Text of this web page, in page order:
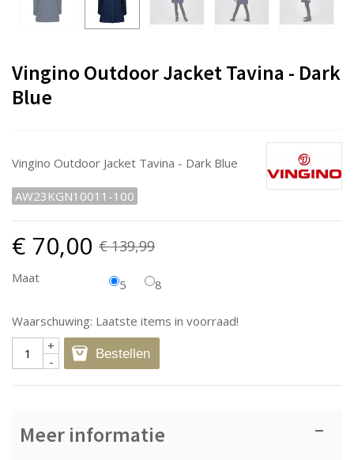
Vingino Outdoor Jacket Tavina - Dark
Blue
Vingino Outdoor Jacket Tavina - Dark Blue
AW23KGN10011-100
€ 70,00 € 139,99
Maat 5 8
Waarschuwing: Laatste items in voorraad!
-
+ Bestellen
Meer informatie